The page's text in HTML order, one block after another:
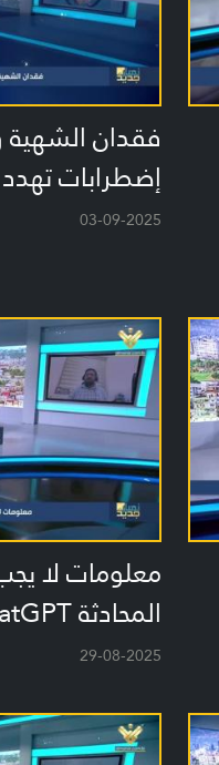
فقدان
إضطرابات
03-09-2025
معلومات لا
المحادثة ChatGPT
29-08-2025